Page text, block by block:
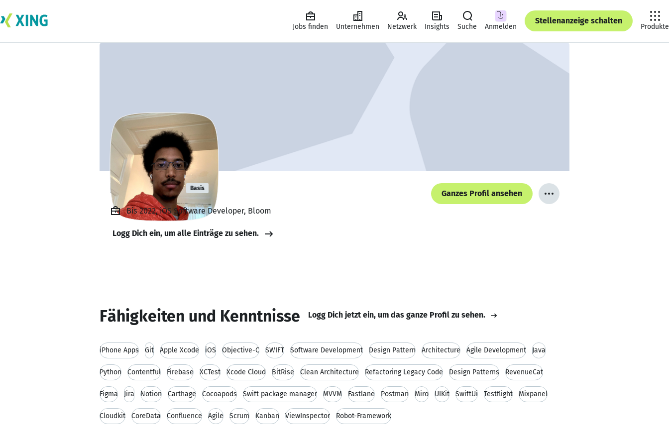
Jobs finden Unternehmen Netzwerk Insights Suche Anmelden
Stellenanzeige schalten
Produkte
Kurt Jacobs Basis
Ganzes Profil ansehen
Bis 2022, iOS Software Developer, Bloom
Logg Dich ein, um alle Einträge zu sehen.
Fähigkeiten und Kenntnisse Logg Dich jetzt ein, um das ganze Profil zu sehen.
iPhone Apps Git Apple Xcode iOS Objective-C SWIFT Software Development Design Pattern Architecture Agile Development Java
Python Contentful Firebase XCTest Xcode Cloud BitRise Clean Architecture Refactoring Legacy Code Design Patterns RevenueCat
Figma Jira Notion Carthage Cocoapods Swift package manager MVVM Fastlane Postman Miro UIKit SwiftUi Testflight Mixpanel
Cloudkit CoreData Confluence Agile Scrum Kanban ViewInspector Robot-Framework